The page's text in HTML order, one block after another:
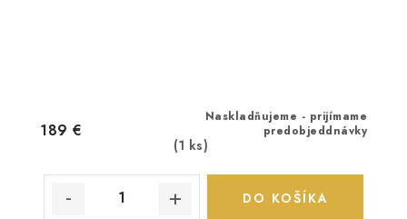
Naskladňujeme - prijímame
predobjeddnávky
(1 ks)
189 €
DO KOŠÍKA